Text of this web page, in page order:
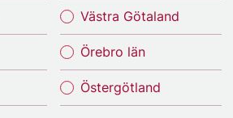
Västra Götaland
Örebro län
Östergötland